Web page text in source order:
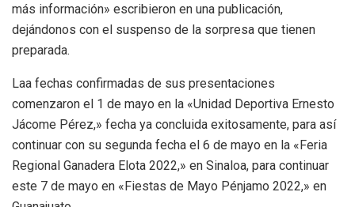
más información» escribieron en una publicación,
dejándonos con el suspenso de la sorpresa que tienen
preparada.
Laa fechas confirmadas de sus presentaciones
comenzaron el 1 de mayo en la «Unidad Deportiva Ernesto
Jácome Pérez,» fecha ya concluida exitosamente, para así
continuar con su segunda fecha el 6 de mayo en la «Feria
Regional Ganadera Elota 2022,» en Sinaloa, para continuar
este 7 de mayo en «Fiestas de Mayo Pénjamo 2022,» en